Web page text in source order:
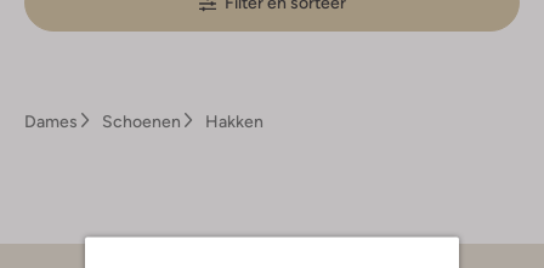
Dames Schoenen Hakken